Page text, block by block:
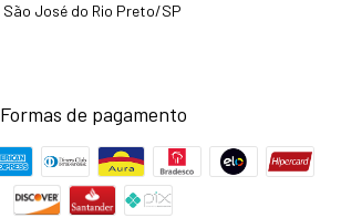
São José do Rio Preto/SP
Formas de pagamento